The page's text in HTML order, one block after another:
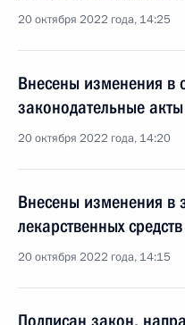
20 октября 2022 года, 14:25
Внесены изменения в
законодательные акты
20 октября 2022 года, 14:20
Внесены изменения в
лекарственных средств
20 октября 2022 года, 14:15
Подписан закон,